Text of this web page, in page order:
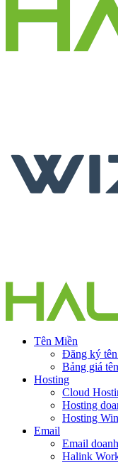
Tên Miền
Đăng ký
Bảng giá
Hosting
Cloud
Hosting
Hosting
Email
Email
Halink